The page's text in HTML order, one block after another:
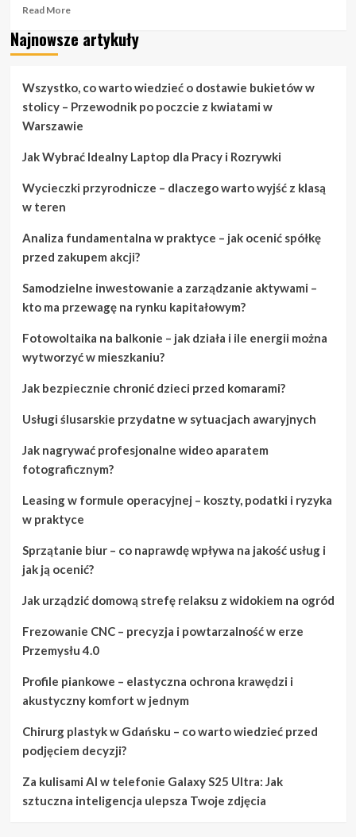
Read MoreRead
about
Wymiana
sztuczki
dotyczące
ślubu
Najnowsze artykuły
Wszystko, co warto wiedzieć o dostawie bukietów w
stolicy – Przewodnik po poczcie z kwiatami w
Warszawie
Jak Wybrać Idealny Laptop dla Pracy i Rozrywki
Wycieczki przyrodnicze – dlaczego warto wyjść z klasą
w teren
Analiza fundamentalna w praktyce – jak ocenić spółkę
przed zakupem akcji?
Samodzielne inwestowanie a zarządzanie aktywami –
kto ma przewagę na rynku kapitałowym?
Fotowoltaika na balkonie – jak działa i ile energii można
wytworzyć w mieszkaniu?
Jak bezpiecznie chronić dzieci przed komarami?
Usługi ślusarskie przydatne w sytuacjach awaryjnych
Jak nagrywać profesjonalne wideo aparatem
fotograficznym?
Leasing w formule operacyjnej – koszty, podatki i ryzyka
w praktyce
Sprzątanie biur – co naprawdę wpływa na jakość usług i
jak ją ocenić?
Jak urządzić domową strefę relaksu z widokiem na ogród
Frezowanie CNC – precyzja i powtarzalność w erze
Przemysłu 4.0
Profile piankowe – elastyczna ochrona krawędzi i
akustyczny komfort w jednym
Chirurg plastyk w Gdańsku – co warto wiedzieć przed
podjęciem decyzji?
Za kulisami AI w telefonie Galaxy S25 Ultra: Jak
sztuczna inteligencja ulepsza Twoje zdjęcia